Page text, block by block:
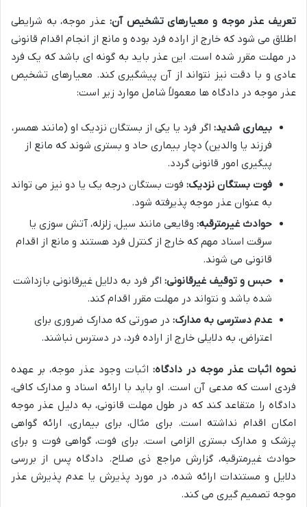
تعریف عذر موجه و معیارهای تشخیص آن: عذر موجه، به شرایطی
اطلاق می شود که خارج از اراده فرد بوده و مانع از انجام اقدام قانونی
در مهلت مقرر شده است. این عذر باید به گونه ای باشد که یک فرد
عادی و با دقت نیز نتواند از آن پیشگیری کند. معیارهای تشخیص
عذر موجه در دادگاه ها معمولاً شامل موارد زیر است:
بیماری شدید: اگر فرد یا یکی از بستگان نزدیک او (مانند همسر،
فرزند یا والدین) دچار بیماری حاد و بستری شوند که مانع از
پیگیری امور قانونی گردد.
فوت بستگان نزدیک: فوت بستگان درجه یک یا دو نیز می تواند
به عنوان عذر موجه پذیرفته شود.
حوادث غیرمترقبه: وقایعی مانند سیل، زلزله، آتش سوزی یا
سرقت اسناد مهم که خارج از کنترل فرد هستند و مانع از اقدام
قانونی می شوند.
حبس و توقیف غیرقانونی: اگر فرد به دلایل غیرقانونی بازداشت
شده باشد و نتواند در مهلت مقرر اقدام کند.
عدم دسترسی به مدارک: در صورتی که مدارک ضروری برای
اعتراض، به دلایلی خارج از اراده فرد، در دسترس نباشند.
نحوه اثبات عذر موجه در دادگاه: اثبات وجود عذر موجه، بر عهده
فردی است که مدعی آن است. او باید با ارائه اسناد و مدارک کافی،
دادگاه را متقاعد کند که در طول مهلت قانونی، به دلیل عذر موجه
امکان اقدام نداشته است. برای مثال، برای بیماری، ارائه گواهی
پزشک و مدارک بستری الزامی است. برای فوت، گواهی فوت و برای
حوادث غیرمترقبه، گزارش مراجع ذی صلاح. دادگاه پس از بررسی
دلایل و مستندات ارائه شده، در مورد پذیرش یا عدم پذیرش عذر
موجه تصمیم گیری می کند.